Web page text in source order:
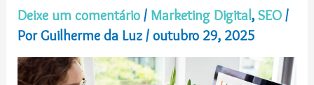
Deixe um comentário / Marketing Digital,SEO /
PorGuilherme da Luz/outubro 29, 2025